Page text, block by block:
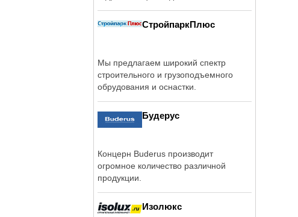
СтройпаркПлюс
Мы предлагаем широкий спектр
строительного и грузоподъемного
обрудования и оснастки.
Будерус
Концерн Buderus производит
огромное количество различной
продукции.
Изолюкс